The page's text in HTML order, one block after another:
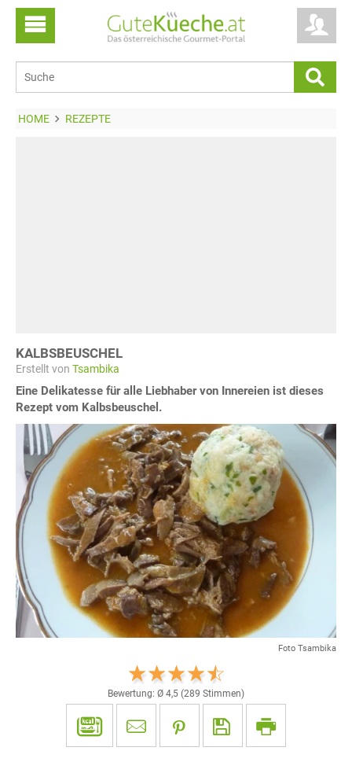
HOME REZEPTE
KALBSBEUSCHEL
Erstellt von Tsambika
Eine Delikatesse für alle Liebhaber von Innereien ist dieses
Rezept vom Kalbsbeuschel.
Foto Tsambika
Bewertung: Ø 4,5 (289 Stimmen)